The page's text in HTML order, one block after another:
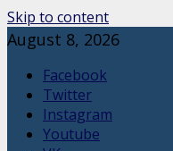
Skip to content
August 8, 2026
Facebook
Twitter
Instagram
Youtube